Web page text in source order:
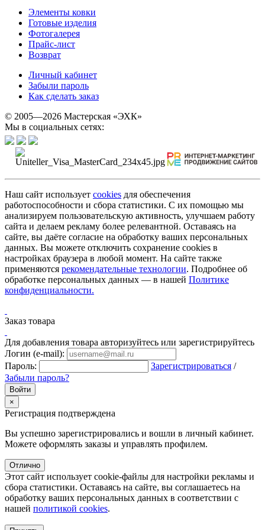
Элементы ковки
Готовые изделия
Фотогалерея
Прайс-лист
Возврат
Личный кабинет
Забыли пароль
Как сделать заказ
© 2005—2026 Мастерская «ЭХК»
Мы в социальных сетях:
Наш сайт использует cookies для обеспечения
работоспособности и сбора статистики. С их помощью мы
анализируем пользовательскую активность, улучшаем работу
сайта и делаем рекламу более релевантной. Оставаясь на
сайте, вы даёте согласие на обработку ваших персональных
данных. Вы можете отключить сохранение cookies в
настройках браузера в любой момент. На сайте также
применяются рекомендательные технологии. Подробнее об
обработке персональных данных — в нашей Политике
конфиденциальности.
Заказ товара
Для добавления товара авторизуйтесь или зарегистрируйтесь
Логин (e-mail):
Пароль:
Зарегистрироваться /
Забыли пароль?
×
Регистрация подтверждена
Вы успешно зарегистрировались и вошли в личный кабинет.
Можете оформлять заказы и управлять профилем.
Отлично
Этот сайт использует cookie-файлы для настройки рекламы и
сбора статистики. Оставаясь на сайте, вы соглашаетесь на
обработку ваших персональных данных в соответствии с
нашей политикой cookies.